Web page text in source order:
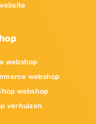
webshop
webshop
webshop
verhuizen